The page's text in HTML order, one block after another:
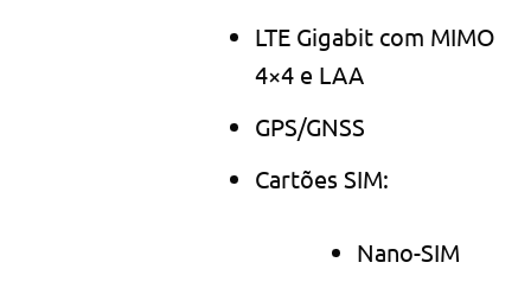
LTE Gigabit com MIMO
4×4 e LAA
GPS/GNSS
Cartões SIM:
Nano-SIM